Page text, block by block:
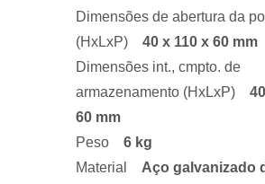
Dimensões de abertura da
(HxLxP)
40 x 110 x 60 mm
Dimensões int., cmpto. de
armazenamento (HxLxP)
60 mm
Peso
6 kg
Material
Aço galvanizado